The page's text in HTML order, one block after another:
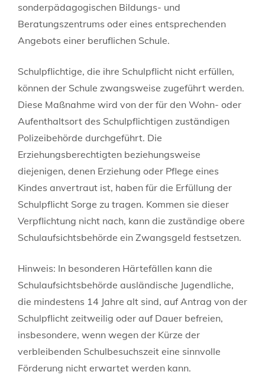
sonderpädagogischen Bildungs- und
Beratungszentrums oder eines entsprechenden
Angebots einer beruflichen Schule.
Schulpflichtige, die ihre Schulpflicht nicht erfüllen,
können der Schule zwangsweise zugeführt werden.
Diese Maßnahme wird von der für den Wohn- oder
Aufenthaltsort des Schulpflichtigen zuständigen
Polizeibehörde durchgeführt. Die
Erziehungsberechtigten beziehungsweise
diejenigen, denen Erziehung oder Pflege eines
Kindes anvertraut ist, haben für die Erfüllung der
Schulpflicht Sorge zu tragen. Kommen sie dieser
Verpflichtung nicht nach, kann die zuständige obere
Schulaufsichtsbehörde ein Zwangsgeld festsetzen.
Hinweis: In besonderen Härtefällen kann die
Schulaufsichtsbehörde ausländische Jugendliche,
die mindestens 14 Jahre alt sind, auf Antrag von der
Schulpflicht zeitweilig oder auf Dauer befreien,
insbesondere, wenn wegen der Kürze der
verbleibenden Schulbesuchszeit eine sinnvolle
Förderung nicht erwartet werden kann.